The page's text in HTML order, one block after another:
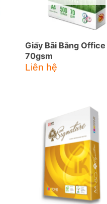
Giấy Bãi Bằng Office
70gsm
Liên hệ